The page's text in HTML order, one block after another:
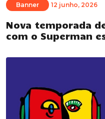
Banner 12 junho, 2026
Nova temporada
com o Superman